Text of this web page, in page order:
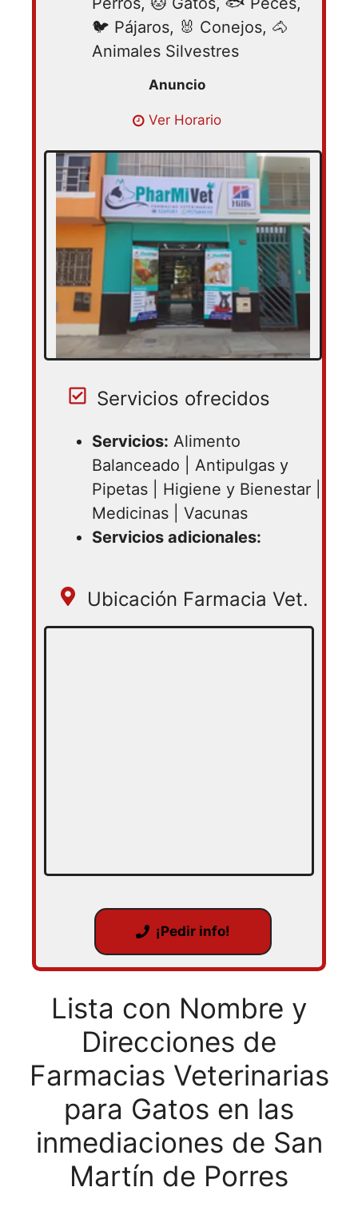
🐦 Pájaros, 🐰 Conejos, 🐴
Animales Silvestres
Lunes 08:30 – 17:00 | Martes 08:30 –
08:30 – 17:00 | Viernes 08:30 – 17:00 |
Sábado 08:30 – 17:00 | Domingo cerrado
Ver Horario
Servicios ofrecidos
Servicios: Alimento
Balanceado | Antipulgas y
Pipetas | Higiene y Bienestar |
Medicinas | Vacunas
Servicios adicionales:
Ubicación Farmacia Vet.
¡Pedir info!
Lista con Nombre y
Direcciones de
Farmacias Veterinarias
para Gatos en las
inmediaciones de San
Martín de Porres